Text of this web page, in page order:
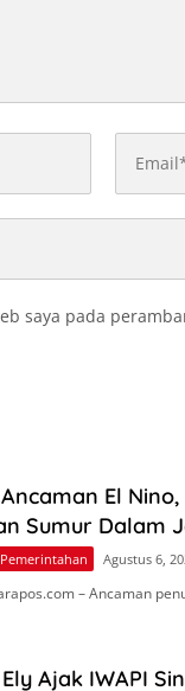
saya pada
El
Sumur Dalam
Agustus 6,
– Ancaman
Ajak IWAPI